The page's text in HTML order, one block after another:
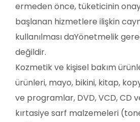
ermeden önce, tüketicinin
başlanan hizmetlere ilişkin
kullanılması daYönetmelik
değildir.
Kozmetik ve kişisel bakım
ürünleri, mayo, bikini, kitap,
ve programlar, DVD, VCD, CD
kırtasiye sarf malzemeleri